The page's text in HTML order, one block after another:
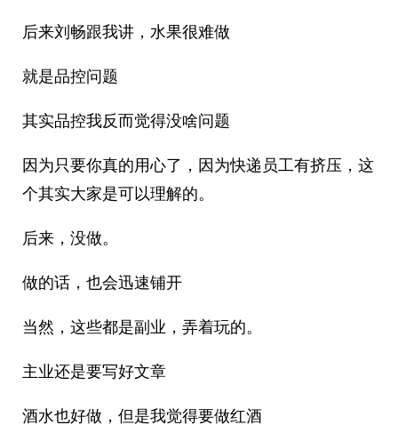
后来刘畅跟我讲，水果很难做
就是品控问题
其实品控我反而觉得没啥问题
因为只要你真的用心了，因为快递员工有挤压，这
个其实大家是可以理解的。
后来，没做。
做的话，也会迅速铺开
当然，这些都是副业，弄着玩的。
主业还是要写好文章
酒水也好做，但是我觉得要做红酒